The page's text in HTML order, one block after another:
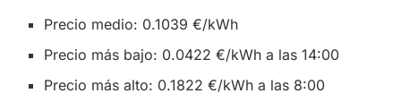
Precio medio: 0.1039 €/kWh
Precio más bajo: 0.0422 €/kWh a las 14:00
Precio más alto: 0.1822 €/kWh a las 8:00